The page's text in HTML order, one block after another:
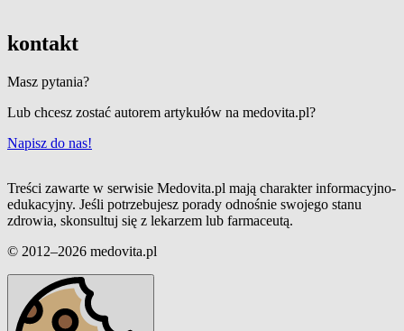
kontakt
Masz pytania?
Lub chcesz zostać autorem artykułów na medovita.pl?
Napisz do nas!
Treści zawarte w serwisie Medovita.pl mają charakter informacyjno-
edukacyjny. Jeśli potrzebujesz porady odnośnie swojego stanu
zdrowia, skonsultuj się z lekarzem lub farmaceutą.
© 2012–2026 medovita.pl